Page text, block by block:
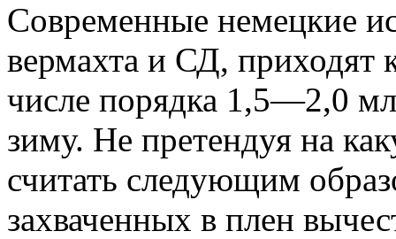
Современные немецкие
вермахта и СД,
числе порядка 1,5—2,0
зиму. Не претендуя на
считать следующим
захваченных в плен